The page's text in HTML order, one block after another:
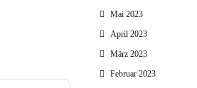
Mai 2023
April 2023
März 2023
Februar 2023